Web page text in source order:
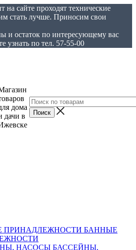
на сайте проходят технические
стать лучше. Приносим свои
и остаток по интересующему вас
узнать по тел. 57-55-00
дома
дачи в
БАННЫЕ
БАССЕЙНЫ,